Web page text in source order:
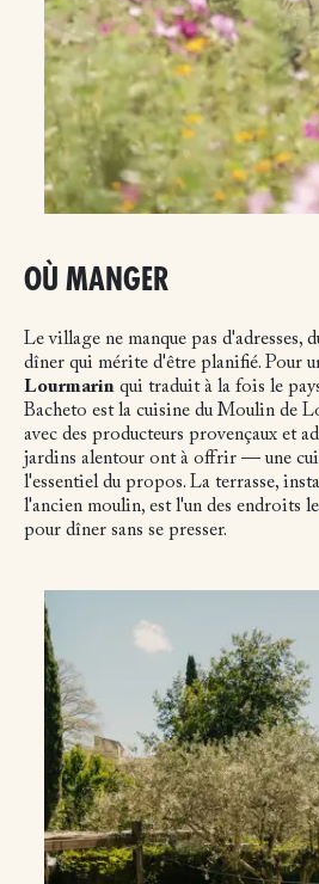
OÙ MANGER
Le village ne manque pas d'adresses,
dîner qui mérite d'être planifié. Pour
Lourmarin qui traduit à la fois le
Bacheto est la cuisine du Moulin de
avec des producteurs provençaux et
jardins alentour ont à offrir — une
l'essentiel du propos. La terrasse,
l'ancien moulin, est l'un des endroits
pour dîner sans se presser.